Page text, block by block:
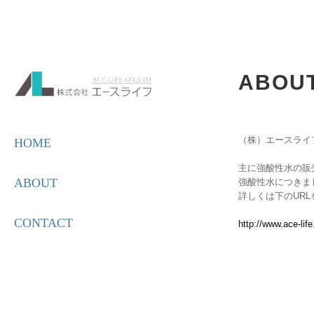
HOME
ABOUT
CONTACT
（株）エースラ
主に強酸性水の販
強酸性水につきま
詳しくは下のURL
http://www.ace-